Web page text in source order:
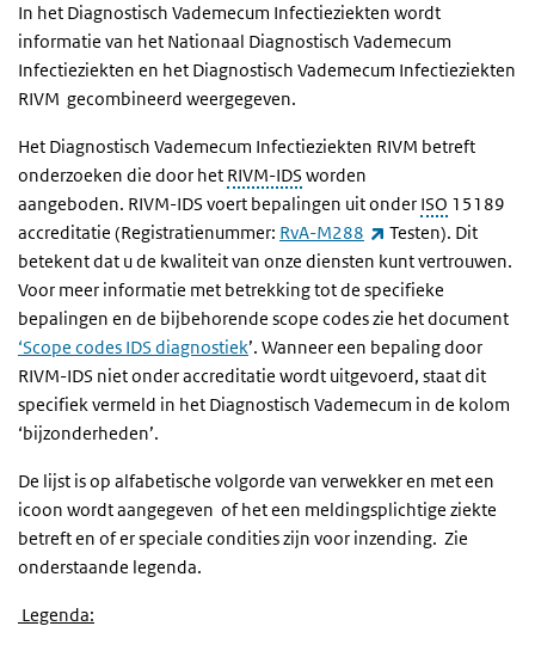
In het Diagnostisch Vademecum Infectieziekten wordt
informatie van het Nationaal Diagnostisch Vademecum
Infectieziekten en het Diagnostisch Vademecum Infectieziekten
RIVM gecombineerd weergegeven.
Het Diagnostisch Vademecum Infectieziekten RIVM betreft
onderzoeken die door het RIVM-IDS worden
aangeboden. RIVM-IDS voert bepalingen uit onder ISO 15189
accreditatie (Registratienummer: RvA-M288 (externe link)
Testen). Dit
betekent dat u de kwaliteit van onze diensten kunt vertrouwen.
Voor meer informatie met betrekking tot de specifieke
bepalingen en de bijbehorende scope codes zie het document
‘Scope codes IDS diagnostiek’. Wanneer een bepaling door
RIVM-IDS niet onder accreditatie wordt uitgevoerd, staat dit
specifiek vermeld in het Diagnostisch Vademecum in de kolom
‘bijzonderheden’.
De lijst is op alfabetische volgorde van verwekker en met een
icoon wordt aangegeven of het een meldingsplichtige ziekte
betreft en of er speciale condities zijn voor inzending. Zie
onderstaande legenda.
Legenda: